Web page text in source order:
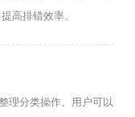
高排错效率。
理分类操作。用户可以